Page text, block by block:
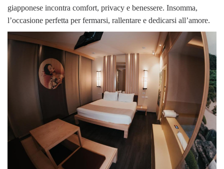
giapponese incontra comfort, privacy e benessere. Insomma,
l’occasione perfetta per fermarsi, rallentare e dedicarsi all’amore.